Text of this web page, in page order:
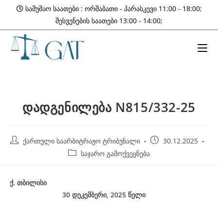
content
სამუშაო საათები : ორშაბათი - პარასკევი 11:00 - 18:00;
შესვენების საათები 13:00 - 14:00;
დადგენილება N815/332-25
Post ქართული საარბიტრაჟო ტრიბუნალი
Post30.12.2025
Post საჯარო გამოქვეყნება
ქ. თბილისი
30 დეკემბერი, 2025 წელი